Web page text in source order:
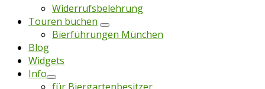
Widerrufsbelehrung
Touren buchen
Bierführungen München
Blog
Widgets
Info